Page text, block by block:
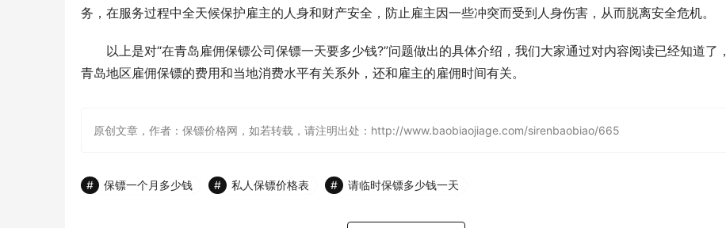
务，在服务过程中全天候保护雇主的人身和财产安全，防止雇主因一些冲突而受到人身伤害，从而脱离安全危机。
以上是对“在青岛雇佣保镖公司保镖一天要多少钱?”问题做出的具体介绍，我们大家通过对内容阅读已经知道了，
青岛地区雇佣保镖的费用和当地消费水平有关系外，还和雇主的雇佣时间有关。
原创文章，作者：保镖价格网，如若转载，请注明出处：http://www.baobiaojiage.com/sirenbaobiao/665
保镖一个月多少钱 私人保镖价格表 请临时保镖多少钱一天